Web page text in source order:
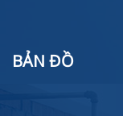
BẢN ĐỒ